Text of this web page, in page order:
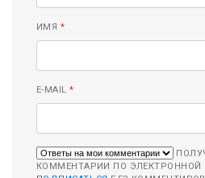
ИМЯ *
E-MAIL*
КОММЕНТАРИИ ПО ЭЛЕКТРОННОЙ